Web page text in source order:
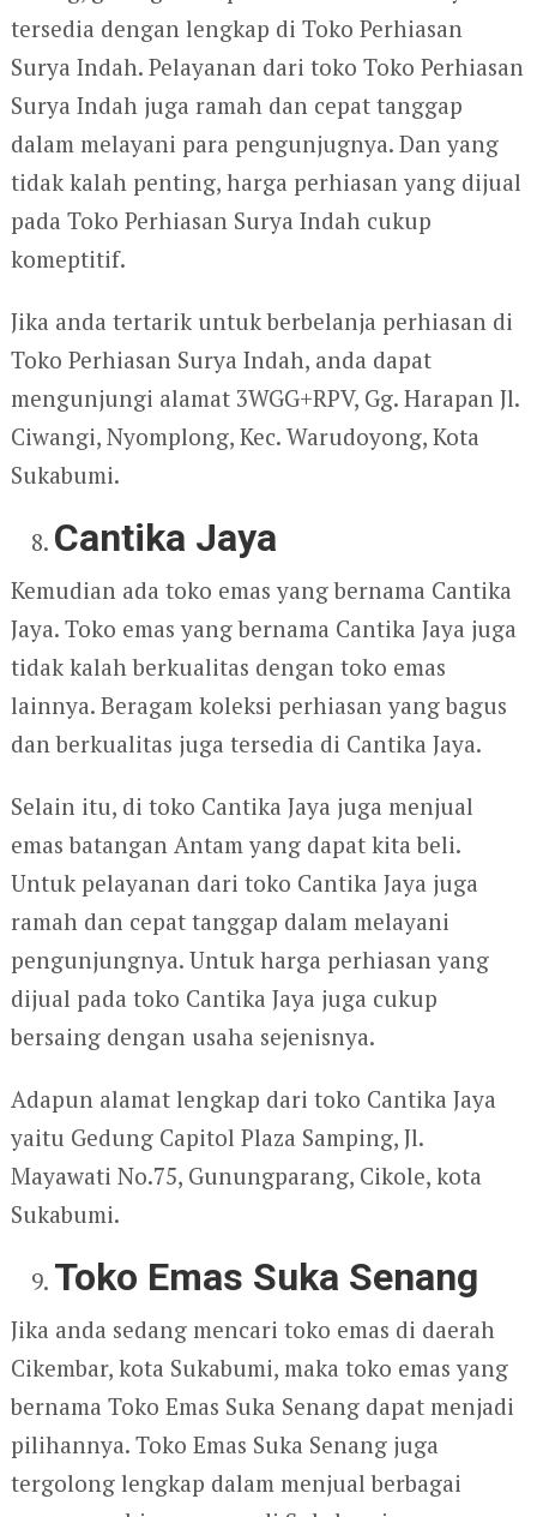
tersedia dengan lengkap di Toko Perhiasan
Surya Indah. Pelayanan dari toko Toko Perhiasan
Surya Indah juga ramah dan cepat tanggap
dalam melayani para pengunjugnya. Dan yang
tidak kalah penting, harga perhiasan yang dijual
pada Toko Perhiasan Surya Indah cukup
komeptitif.
Jika anda tertarik untuk berbelanja perhiasan di
Toko Perhiasan Surya Indah, anda dapat
mengunjungi alamat 3WGG+RPV, Gg. Harapan Jl.
Ciwangi, Nyomplong, Kec. Warudoyong, Kota
Sukabumi.
Cantika Jaya
Kemudian ada toko emas yang bernama Cantika
Jaya. Toko emas yang bernama Cantika Jaya juga
tidak kalah berkualitas dengan toko emas
lainnya. Beragam koleksi perhiasan yang bagus
dan berkualitas juga tersedia di Cantika Jaya.
Selain itu, di toko Cantika Jaya juga menjual
emas batangan Antam yang dapat kita beli.
Untuk pelayanan dari toko Cantika Jaya juga
ramah dan cepat tanggap dalam melayani
pengunjungnya. Untuk harga perhiasan yang
dijual pada toko Cantika Jaya juga cukup
bersaing dengan usaha sejenisnya.
Adapun alamat lengkap dari toko Cantika Jaya
yaitu Gedung Capitol Plaza Samping, Jl.
Mayawati No.75, Gunungparang, Cikole, kota
Sukabumi.
Toko Emas Suka Senang
Jika anda sedang mencari toko emas di daerah
Cikembar, kota Sukabumi, maka toko emas yang
bernama Toko Emas Suka Senang dapat menjadi
pilihannya. Toko Emas Suka Senang juga
tergolong lengkap dalam menjual berbagai